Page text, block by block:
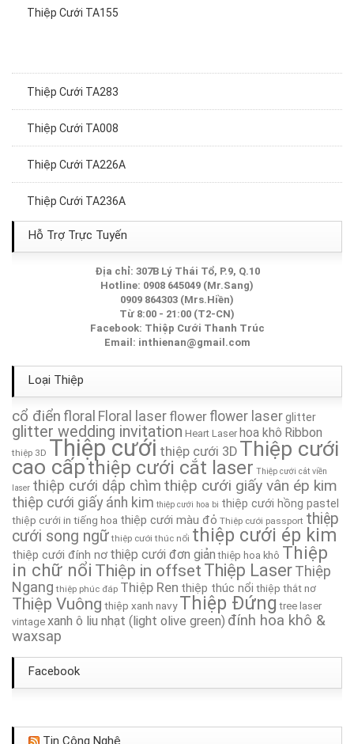
Thiệp Cưới TA155
Thiệp Cưới TA283
Thiệp Cưới TA008
Thiệp Cưới TA226A
Thiệp Cưới TA236A
Thiệp Cưới TA015
Thiệp Cưới TA165
Thiệp Cưới TA227A
Thiệp Cưới TA235A
Thiệp Cưới TA095
Thiệp Cưới TA123
Thiệp Cưới TA084
Thiệp Cưới TA265A
Thiệp Cưới TA234A
Thiệp Cưới TA155
Hỗ Trợ Trực Tuyến
Địa chỉ: 307B Lý Thái Tổ, P.9, Q.10
Hotline: 0908 645049 (Mr.Sang)
0909 864303 (Mrs.Hiền)
Từ 8:00 - 21:00 (T2-CN)
Facebook: Thiệp Cưới Thanh Trúc
Email: inthienan@gmail.com
Loại Thiệp
cổ điển floral Floral laser flower flower laserglitter
glitter wedding invitation Heart Laser hoa khô Ribbon
thiệp 3D Thiệp cưới thiệp cưới 3D Thiệp cưới
cao cấpthiệp cưới cắt laser Thiệp cưới cắt viền
laser thiệp cưới dập chìm thiệp cưới giấy vân ép kim
thiệp cưới giấy ánh kim thiệp cưới hoa bi thiệp cưới hồng pastel
thiệp cưới in tiếng hoa thiệp cưới màu đỏ Thiệp cưới passport thiệp
cưới song ngữ thiệp cưới thúc nổi thiệp cưới ép kim
thiệp cưới đính nơ thiệp cưới đơn giản thiệp hoa khô Thiệp
in chữ nổi Thiệp in offset Thiệp LaserThiệp
Ngang thiệp phúc đáp Thiệp Ren thiệp thúc nổi thiệp thắt nơ
Thiệp Vuông thiệp xanh navy Thiệp Đứng tree laser
vintage xanh ô liu nhạt (light olive green) đính hoa khô &
waxsap
Facebook
Tin Công Nghệ